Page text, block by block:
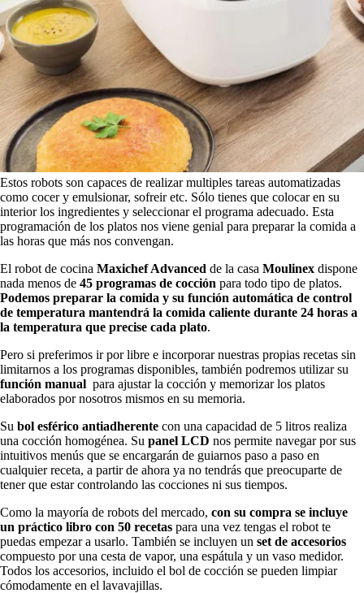
Estos robots son capaces de realizar multiples tareas automatizadas
como cocer y emulsionar, sofreir etc. Sólo tienes que colocar en su
interior los ingredientes y seleccionar el programa adecuado. Esta
programación de los platos nos viene genial para preparar la comida a
las horas que más nos convengan.
El robot de cocina Maxichef Advanced de la casa Moulinex dispone
nada menos de 45 programas de cocción para todo tipo de platos.
Podemos preparar la comida y su función automática de control
de temperatura mantendrá la comida caliente durante 24 horas a
la temperatura que precise cada plato.
Pero si preferimos ir por libre e incorporar nuestras propias recetas sin
limitarnos a los programas disponibles, también podremos utilizar su
función manual para ajustar la cocción y memorizar los platos
elaborados por nosotros mismos en su memoria.
Su bol esférico antiadherente con una capacidad de 5 litros realiza
una cocción homogénea. Su panel LCD nos permite navegar por sus
intuitivos menús que se encargarán de guiarnos paso a paso en
cualquier receta, a partir de ahora ya no tendrás que preocuparte de
tener que estar controlando las cocciones ni sus tiempos.
Como la mayoría de robots del mercado, con su compra se incluye
un práctico libro con 50 recetas para una vez tengas el robot te
puedas empezar a usarlo. También se incluyen un set de accesorios
compuesto por una cesta de vapor, una espátula y un vaso medidor.
Todos los accesorios, incluido el bol de cocción se pueden limpiar
cómodamente en el lavavajillas.